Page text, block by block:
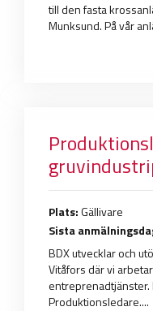
till den fasta
Munksund. På vår
Plats:Gällivare
Sista
BDX utvecklar och
Vitåfors där vi
Produktionsledare....